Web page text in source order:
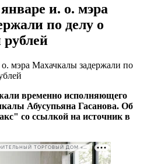
и. о. мэра
по делу о
мэра Махачкалы задержали по
временно исполняющего
Абусупьяна Гасанова. Об
со ссылкой на источник в
РЕКЛАМА • ООО СТРОИТЕЛЬНЫЙ ТОРГОВЫЙ ДОМ «ПЕТРОВИЧ». ИНН: 7802348846